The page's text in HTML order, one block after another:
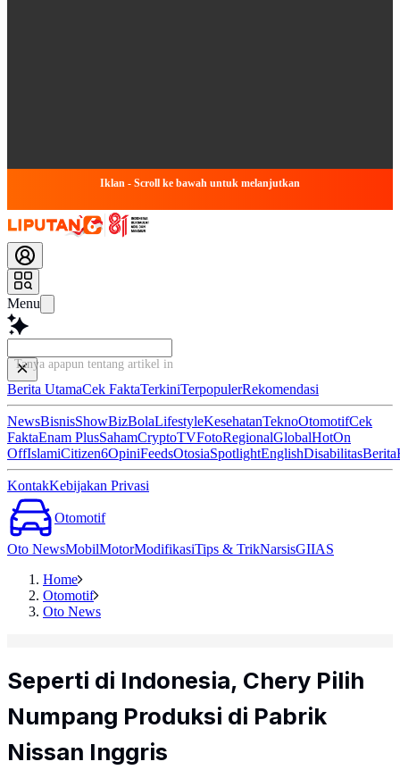
Iklan - Scroll ke bawah untuk melanjutkan
Menu
Tanya apapun tentang artikel ini...
Berita UtamaCek FaktaTerkiniTerpopulerRekomendasi
NewsBisnisShowBizBolaLifestyleKesehatanTeknoOtomotifCek
FaktaEnam PlusSahamCryptoTVFotoRegionalGlobalHotOn
OffIslamiCitizen6OpiniFeedsOtosiaSpotlightEnglishDisabilitasBerita
KontakKebijakan Privasi
Otomotif
Oto NewsMobilMotorModifikasiTips & TrikNarsisGIIAS
Home
Otomotif
Oto News
Seperti di Indonesia, Chery Pilih
Numpang Produksi di Pabrik
Nissan Inggris